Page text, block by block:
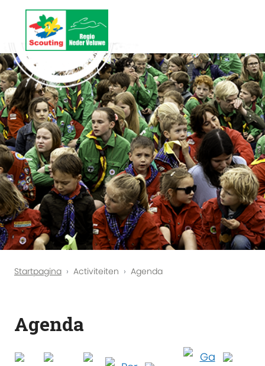
Startpagina Activiteiten Agenda
Agenda